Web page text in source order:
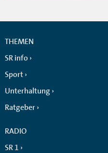
THEMEN
SR info
Sport
Unterhaltung
Ratgeber
RADIO
SR 1